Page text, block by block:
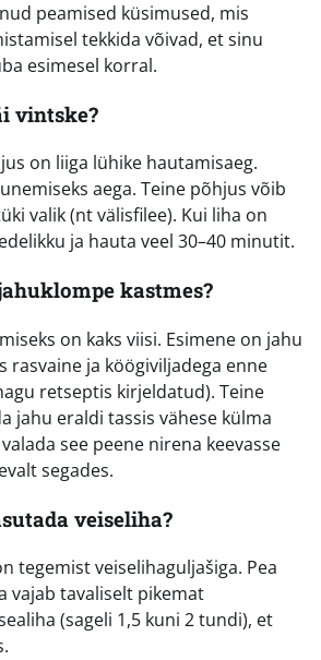
peamised küsimused, mis
tekkida võivad, et sinu
esimesel korral.
vintske?
on liiga lühike hautamisaeg.
aega. Teine põhjus võib
valik (nt välisfilee). Kui liha on
ja hauta veel 30–40 minutit.
kastmes?
on kaks viisi. Esimene on jahu
rasvaine ja köögiviljadega enne
retseptis kirjeldatud). Teine
jahu eraldi tassis vähese külma
see peene nirena keevasse
segades.
veiseliha?
tegemist veiselihaguljašiga. Pea
vajab tavaliselt pikemat
(sageli 1,5 kuni 2 tundi), et